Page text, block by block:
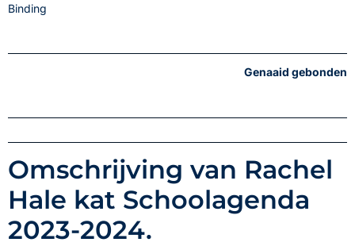
Binding
Genaaid gebonden
Omschrijving van Rachel
Hale kat Schoolagenda
2023-2024.